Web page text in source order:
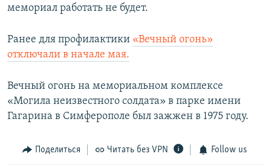
мемориал работать не будет.
Ранее для профилактики «Вечный огонь»
отключали в начале мая.
Вечный огонь на мемориальном комплексе
«Могила неизвестного солдата» в парке имени
Гагарина в Симферополе был зажжен в 1975 году.
Поделиться Читать без VPN Follow us